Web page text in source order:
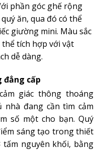
phần góc ghế rộng
ăn, qua đó có thể
giường mini. Màu sắc
tích hợp với vật
dễ dàng.
đẳng cấp
giác thông thoáng
nhà đang cần tìm cảm
số một cho bạn. Quý
sáng tạo trong thiết
nguyên khối, bằng